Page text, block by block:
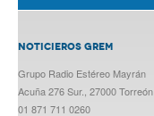
NOTICIEROS GREM
Grupo Radio Estéreo Mayrán
Acuña 276 Sur., 27000 Torreón
01 871 711 0260